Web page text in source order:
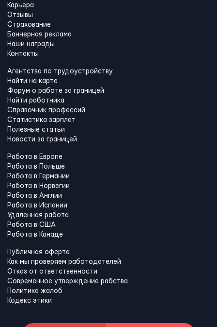
Карьера
Отзывы
Страхование
Баннерная реклама
Наши награды
Контакты
Агентства по трудоустройству
Найти на карте
Форум о работе за границей
Найти работника
Справочник профессий
Статистика зарплат
Полезные статьи
Новости за границей
Работа в Европе
Работа в Польше
Работа в Германии
Работа в Норвегии
Работа в Англии
Работа в Испании
Удаленная работа
Работа в США
Работа в Канадe
Публичная оферта
Как мы проверяем работодателей
Отказ от ответственности
Современное утверждение рабства
Политика жалоб
Кодекс этики